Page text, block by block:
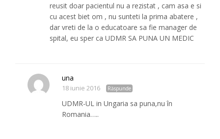
reusit doar pacientul nu a rezistat , cam asa e si
cu acest biet om , nu sunteti la prima abatere ,
dar vreti de la o educatoare sa fie manager de
spital, eu sper ca UDMR SA PUNA UN MEDIC
una
18 iunie 2016 Răspunde
UDMR-UL in Ungaria sa puna,nu în
Romania…..